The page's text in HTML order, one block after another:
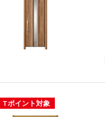
Tポイント対象